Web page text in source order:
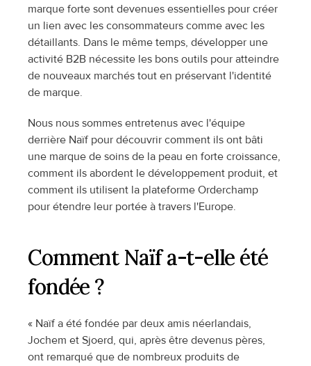
marque forte sont devenues essentielles pour créer
un lien avec les consommateurs comme avec les
détaillants. Dans le même temps, développer une
activité B2B nécessite les bons outils pour atteindre
de nouveaux marchés tout en préservant l'identité
de marque.
Nous nous sommes entretenus avec l'équipe
derrière Naïf pour découvrir comment ils ont bâti
une marque de soins de la peau en forte croissance,
comment ils abordent le développement produit, et
comment ils utilisent la plateforme Orderchamp
pour étendre leur portée à travers l'Europe.
Comment Naïf a-t-elle été
fondée ?
« Naïf a été fondée par deux amis néerlandais,
Jochem et Sjoerd, qui, après être devenus pères,
ont remarqué que de nombreux produits de